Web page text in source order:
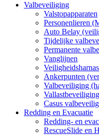
Valbeveiliging
Valstopapparaten
Personenlieren
Auto Belay
Tijdelijke
Permanente
Vanglijnen
Ankerpunten
Valbeveiliging
Vallastbeveiliging
Casus
Redding en Evacuatie
Redding- en
RescueSlide en